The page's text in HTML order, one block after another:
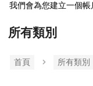
我們會為您建立一個帳
所有類別
首頁 所有類別